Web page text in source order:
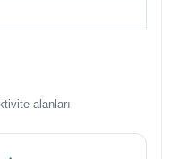
alanları